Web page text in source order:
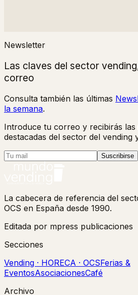
Newsletter
Las claves del sector
correo
Consulta también las últimas
la semana.
Introduce tu correo y recibirás las
destacadas del sector del vending
Suscribirse
La cabecera de referencia del
OCS en España desde 1990.
Editada por mpress publicaciones
Secciones
Vending · HORECA · OCSFerias &
EventosAsociacionesCafé
Archivo